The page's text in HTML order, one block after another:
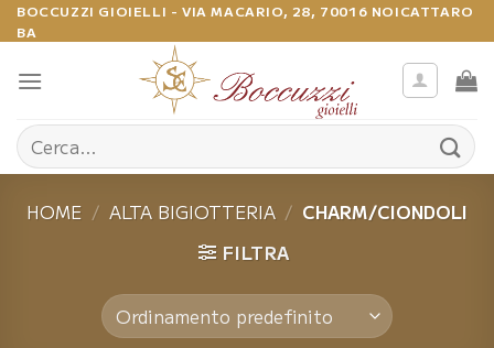
Salta
ai
contenuti
BOCCUZZI GIOIELLI - VIA MACARIO, 28, 70016 NOICATTARO
BA
Cerca:
HOME / ALTA BIGIOTTERIA / CHARM/CIONDOLI
FILTRA